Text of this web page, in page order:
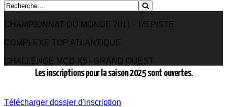
CHAMPIONNAT DU MONDE 2011 - 1/5 PISTE
COMPLEXE TOP ATLANTIQUE
CHALLENGE MCD X5 - GRAND OUEST
Les inscriptions pour la saison 2025 sont ouvertes.
Télécharger dossier d'inscription